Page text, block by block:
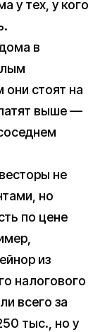
у тех, у кого
в
стоят на
выше —
не
но
по цене
из
налогового
всего за
тыс., но у